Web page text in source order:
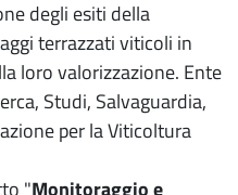
degli esiti della
terrazzati viticoli in
loro valorizzazione. Ente
Studi, Salvaguardia,
per la Viticoltura
"Monitoraggio e